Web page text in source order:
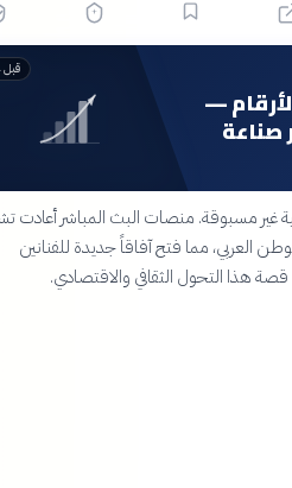
—
منصات البث المباشر أعادت تشكيل
مما فتح آفاقاً جديدة للفنانين
التحول الثقافي والاقتصادي.